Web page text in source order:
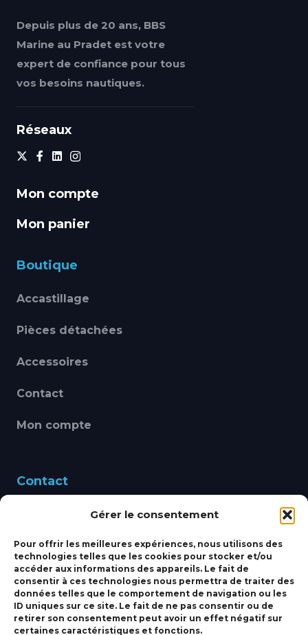
Gérer le consentement
Pour offrir les meilleures expériences, nous utilisons des
technologies telles que les cookies pour stocker et/ou
accéder aux informations des appareils. Le fait de
consentir à ces technologies nous permettra de traiter des
données telles que le comportement de navigation ou les
ID uniques sur ce site. Le fait de ne pas consentir ou de
retirer son consentement peut avoir un effet négatif sur
certaines caractéristiques et fonctions.
Depuis plus de 20 ans, BBS
Marine au Pradet est votre
expert de confiance pour tous
vos besoins nautiques.
Réseaux
Mon compte
Mon panier
Boutique
Accastillage
Pièces détachées
Accessoires
Contact
Mon compte
Contact
460 Avenue Alain Le
bbsmarine@bbs-
marine.fr
Fixe:04 27 50 24 50